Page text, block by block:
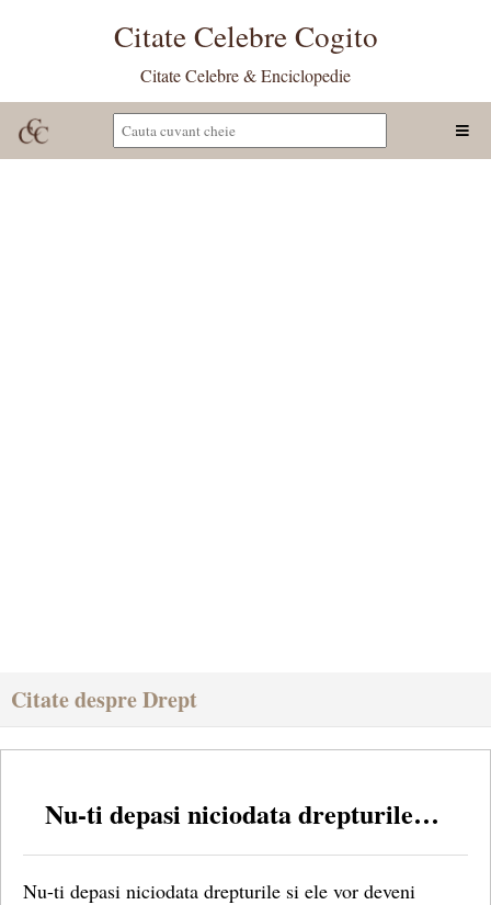
Citate Celebre Cogito
Citate Celebre & Enciclopedie
Citate despre Drept
Nu-ti depasi niciodata drepturile…
Nu-ti depasi niciodata drepturile si ele vor deveni